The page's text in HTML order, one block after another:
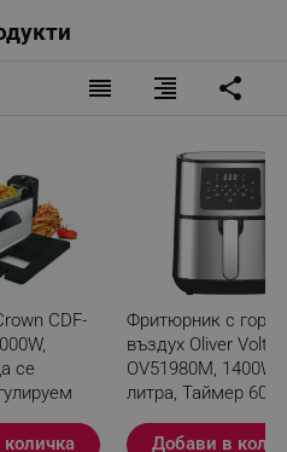
reorder format_align_right share
CDF-
се
Фритюрник с
въздух Oliver Voltz
OV51980M, 1400W,
литра, Таймер 60
Добави в